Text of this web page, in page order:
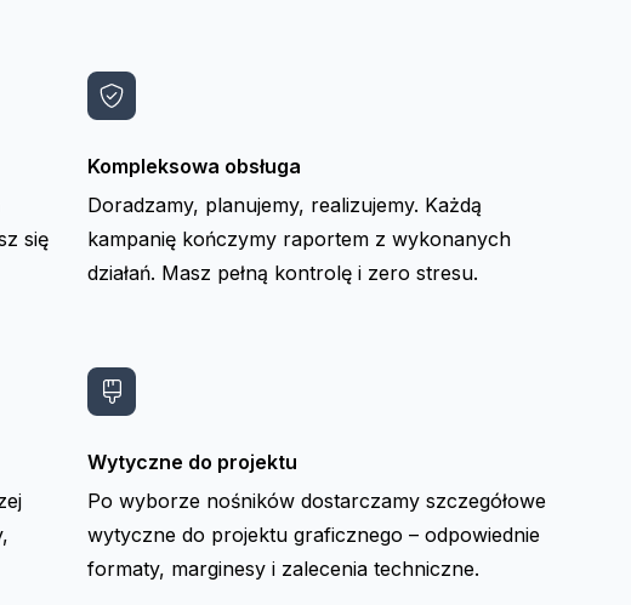
się
Kompleksowa obsługa
Doradzamy, planujemy, realizujemy. Każdą
kampanię kończymy raportem z wykonanych
działań. Masz pełną kontrolę i zero stresu.
Wytyczne do projektu
Po wyborze nośników dostarczamy szczegółowe
wytyczne do projektu graficznego – odpowiednie
formaty, marginesy i zalecenia techniczne.